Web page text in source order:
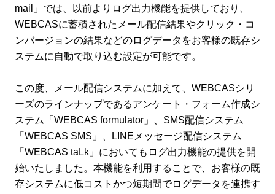
mail」では、以前よりログ出力機能を提供しており、
WEBCASに蓄積されたメール配信結果やクリック・コ
ンバージョンの結果などのログデータをお客様の既存シ
ステムに自動で取り込む設定が可能です。
この度、メール配信システムに加えて、WEBCASシリ
ーズのラインナップであるアンケート・フォーム作成シ
ステム「WEBCAS formulator」、SMS配信システム
「WEBCAS SMS」、LINEメッセージ配信システム
「WEBCAS taLk」においてもログ出力機能の提供を開
始いたしました。本機能を利用することで、お客様の既
存システムに低コストかつ短期間でログデータを連携す